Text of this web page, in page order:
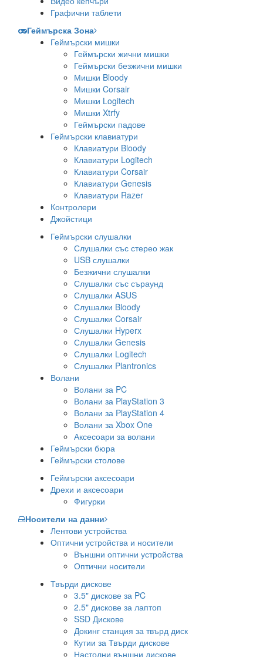
Графични таблети
Геймърска Зона
Геймърски мишки
Геймърски жични мишки
Геймърски безжични мишки
Мишки Bloody
Мишки Corsair
Мишки Logitech
Мишки Xtrfy
Геймърски падове
Геймърски клавиатури
Клавиатури Bloody
Клавиатури Logitech
Клавиатури Corsair
Клавиатури Genesis
Клавиатури Razer
Контролери
Джойстици
Геймърски слушалки
Слушалки със стерео жак
USB слушалки
Безжични слушалки
Слушалки със съраунд
Слушалки ASUS
Слушалки Bloody
Слушалки Corsair
Слушалки Hyperx
Слушалки Genesis
Слушалки Logitech
Слушалки Plantronics
Волани
Волани за PC
Волани за PlayStation 3
Волани за PlayStation 4
Волани за Xbox One
Аксесоари за волани
Геймърски бюра
Геймърски столове
Геймърски аксесоари
Дрехи и аксесоари
Фигурки
Носители на данни
Лентови устройства
Оптични устройства и носители
Външни оптични устройства
Оптични носители
Твърди дискове
3.5" дискове за PC
2.5" дискове за лаптоп
SSD Дискове
Докинг станция за твърд диск
Кутии за Твърди дискове
Настолни външни дискове